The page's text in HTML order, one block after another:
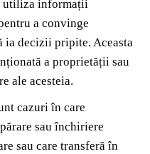
utiliza informații
a convinge
ia decizii pripite. Aceasta
a proprietății sau
ale acesteia.
cazuri în care
sau închiriere
sau care transferă în